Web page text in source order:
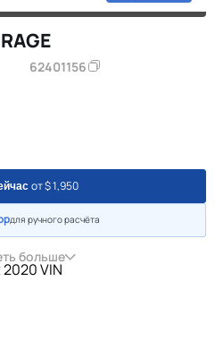
62401156
от $ 1,950
для ручного расчёта
больше